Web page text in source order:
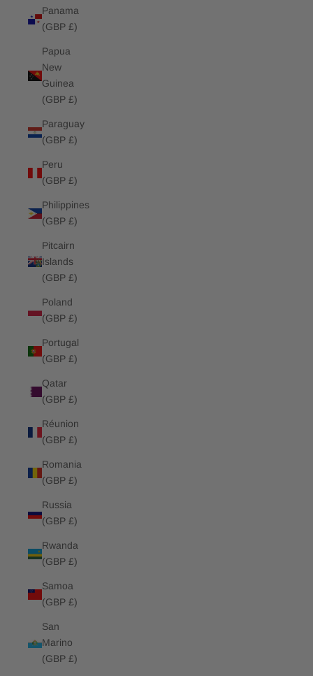
Panama
(GBP £)
Papua
New
Guinea
(GBP £)
Paraguay
(GBP £)
Peru
(GBP £)
Philippines
(GBP £)
Pitcairn
Islands
(GBP £)
Poland
(GBP £)
Portugal
(GBP £)
Qatar
(GBP £)
Réunion
(GBP £)
Romania
(GBP £)
Russia
(GBP £)
Rwanda
(GBP £)
Samoa
(GBP £)
San
Marino
(GBP £)